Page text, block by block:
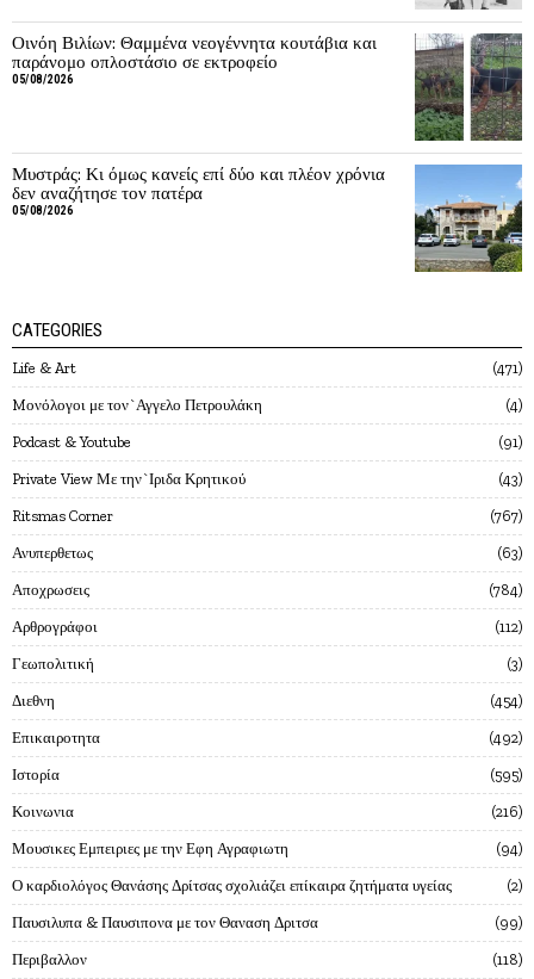
Οινόη Βιλίων: Θαμμένα νεογέννητα κουτάβια και
παράνομο οπλοστάσιο σε εκτροφείο
05/08/2026
Μυστράς: Κι όμως κανείς επί δύο και πλέον χρόνια
δεν αναζήτησε τον πατέρα
05/08/2026
CATEGORIES
Life & Art 471
Mονόλογοι με τον`Αγγελο Πετρουλάκη 4
Podcast & Youtube 91
Private View Με την`Ιριδα Κρητικού 43
Ritsmas Corner 767
Ανυπερθετως 63
Αποχρωσεις 784
Αρθρογράφοι 112
Γεωπολιτική 3
Διεθνη 454
Επικαιροτητα 492
Ιστορία 595
Κοινωνια 216
Μουσικες Εμπειριες με την Εφη Αγραφιωτη 94
Ο καρδιολόγος Θανάσης Δρίτσας σχολιάζει επίκαιρα ζητήματα υγείας 2
Παυσιλυπα & Παυσιπονα με τον Θαναση Δριτσα 99
Περιβαλλον 118